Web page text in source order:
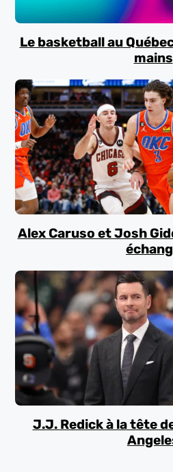
Le basketball au
mains
Alex Caruso et Josh
J.J. Redick à la tête